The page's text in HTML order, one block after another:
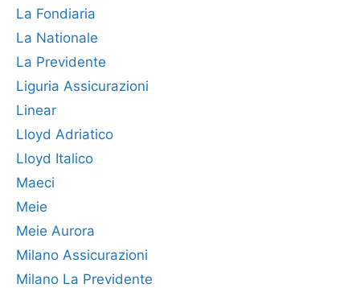
La Fondiaria
La Nationale
La Previdente
Liguria Assicurazioni
Linear
Lloyd Adriatico
Lloyd Italico
Maeci
Meie
Meie Aurora
Milano Assicurazioni
Milano La Previdente